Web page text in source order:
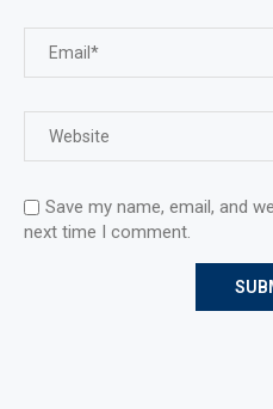
Save my name, email, and
next time I comment.